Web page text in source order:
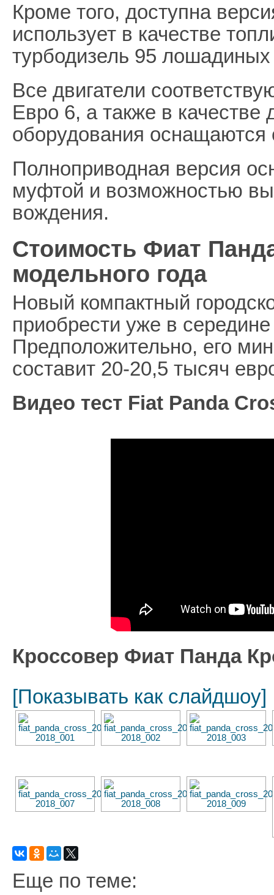
Кроме того, доступна
использует в качестве
турбодизель 95
Все двигатели
Евро 6, а также в качестве
оборудования оснащаются
Полноприводная версия
муфтой и возможностью
вождения.
Стоимость Фиат
модельного года
Новый компактный
приобрести уже в
Предположительно, его
составит 20-20,5 тысяч
Видео тест Fiat Panda
Кроссовер Фиат Панда
[Показывать как слайдшоу]
Еще по теме: